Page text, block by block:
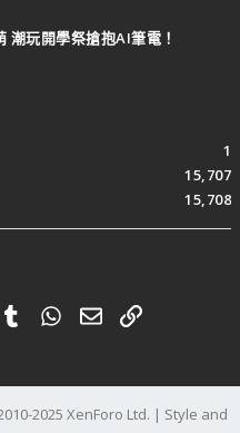
潮玩開學祭搶抱AI筆電！
1
15,707
15,708
TumblrWhatsApp
電子郵件
連結
2025 XenForo Ltd. | Style and